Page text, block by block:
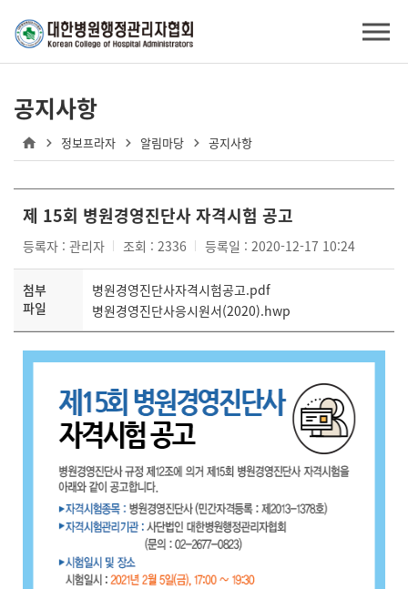
공지사항
정보프라자 알림마당 공지사항
제 15회 병원경영진단사 자격시험 공고
등록자 : 관리자 조회 : 2336 등록일 : 2020-12-17 10:24
첨부
파일
병원경영진단사자격시험공고.pdf
병원경영진단사응시원서(2020).hwp